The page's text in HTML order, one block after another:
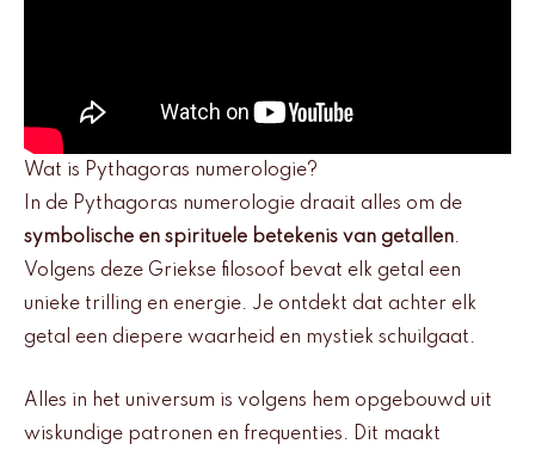
Wat is Pythagoras numerologie?
In de Pythagoras numerologie draait alles om de
symbolische en spirituele betekenis van getallen.
Volgens deze Griekse filosoof bevat elk getal een
unieke trilling en energie. Je ontdekt dat achter elk
getal een diepere waarheid en mystiek schuilgaat.
Alles in het universum is volgens hem opgebouwd uit
wiskundige patronen en frequenties. Dit maakt